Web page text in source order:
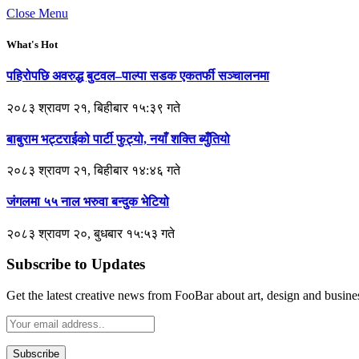
Close Menu
What's Hot
पहिरोपछि अवरुद्ध बुटवल–पाल्पा सडक एकतर्फी सञ्चालनमा
२०८३ श्रावण २१, बिहीबार १५:३९ गते
बाबुराम भट्टराईको पार्टी फुट्यो, नयाँ शक्ति ब्युँतियो
२०८३ श्रावण २१, बिहीबार १४:४६ गते
जंगलमा ५५ नाल भरुवा बन्दुक भेटियो
२०८३ श्रावण २०, बुधबार १५:५३ गते
Subscribe to Updates
Get the latest creative news from FooBar about art, design and